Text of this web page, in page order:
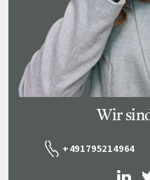
Wir
+491795214964